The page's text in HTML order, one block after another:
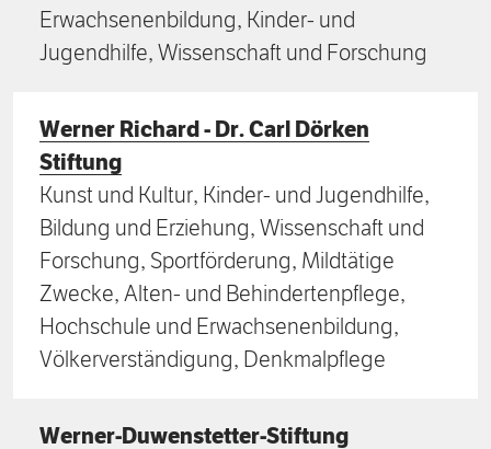
Erwachsenenbildung, Kinder- und
Jugendhilfe, Wissenschaft und Forschung
Werner Richard - Dr. Carl Dörken
Stiftung
Kunst und Kultur, Kinder- und Jugendhilfe,
Bildung und Erziehung, Wissenschaft und
Forschung, Sportförderung, Mildtätige
Zwecke, Alten- und Behindertenpflege,
Hochschule und Erwachsenenbildung,
Völkerverständigung, Denkmalpflege
Werner-Duwenstetter-Stiftung